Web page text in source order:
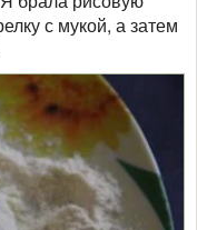
с мукой, а затем